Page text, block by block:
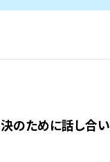
のために話し合